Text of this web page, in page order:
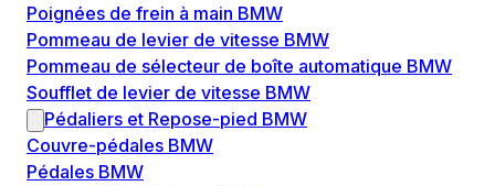
Poignées de frein à main BMW
Pommeau de levier de vitesse BMW
Pommeau de sélecteur de boîte automatique BMW
Soufflet de levier de vitesse BMW
Pédaliers et Repose-pied BMW
Couvre-pédales BMW
Pédales BMW